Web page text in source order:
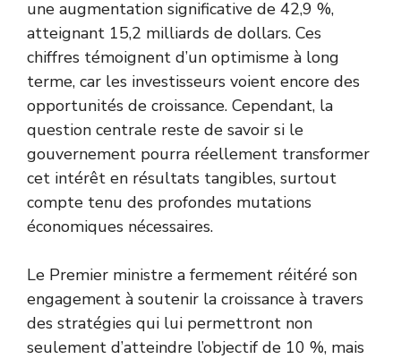
une augmentation significative de 42,9 %,
atteignant 15,2 milliards de dollars. Ces
chiffres témoignent d’un optimisme à long
terme, car les investisseurs voient encore des
opportunités de croissance. Cependant, la
question centrale reste de savoir si le
gouvernement pourra réellement transformer
cet intérêt en résultats tangibles, surtout
compte tenu des profondes mutations
économiques nécessaires.
Le Premier ministre a fermement réitéré son
engagement à soutenir la croissance à travers
des stratégies qui lui permettront non
seulement d’atteindre l’objectif de 10 %, mais